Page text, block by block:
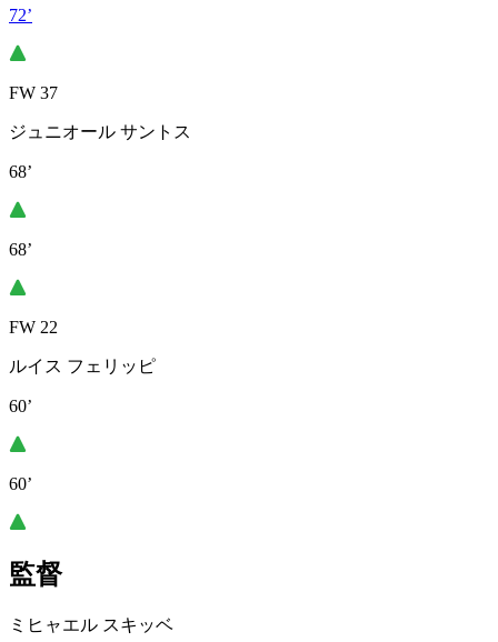
72’
FW 37
ジュニオール サントス
68’
68’
FW 22
ルイス フェリッピ
60’
60’
監督
ミヒャエル スキッベ